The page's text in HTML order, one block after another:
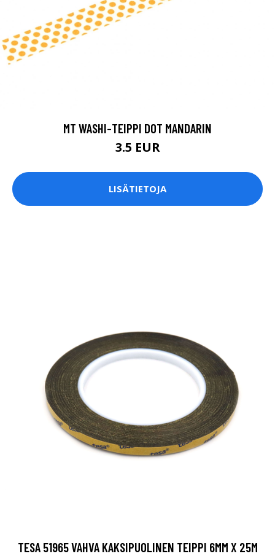
MT WASHI-TEIPPI DOT MANDARIN
3.5 EUR
LISÄTIETOJA
TESA 51965 VAHVA KAKSIPUOLINEN TEIPPI 6MM X 25M